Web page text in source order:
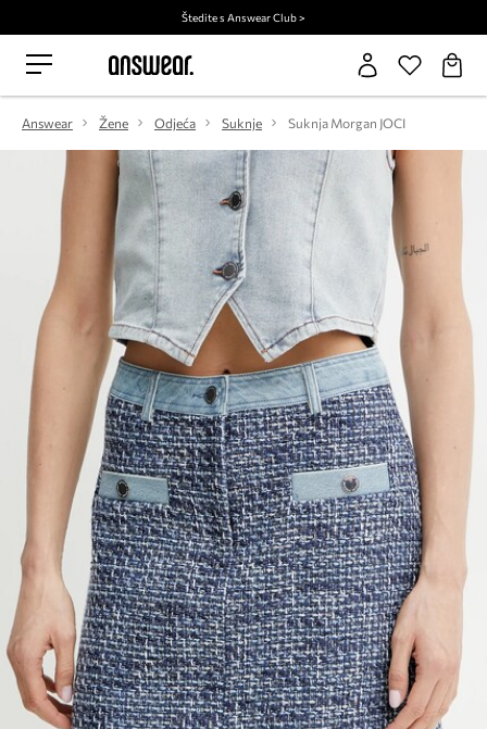
Štedite s Answear Club >
Answear Žene Odjeća Suknje Suknja Morgan JOCI